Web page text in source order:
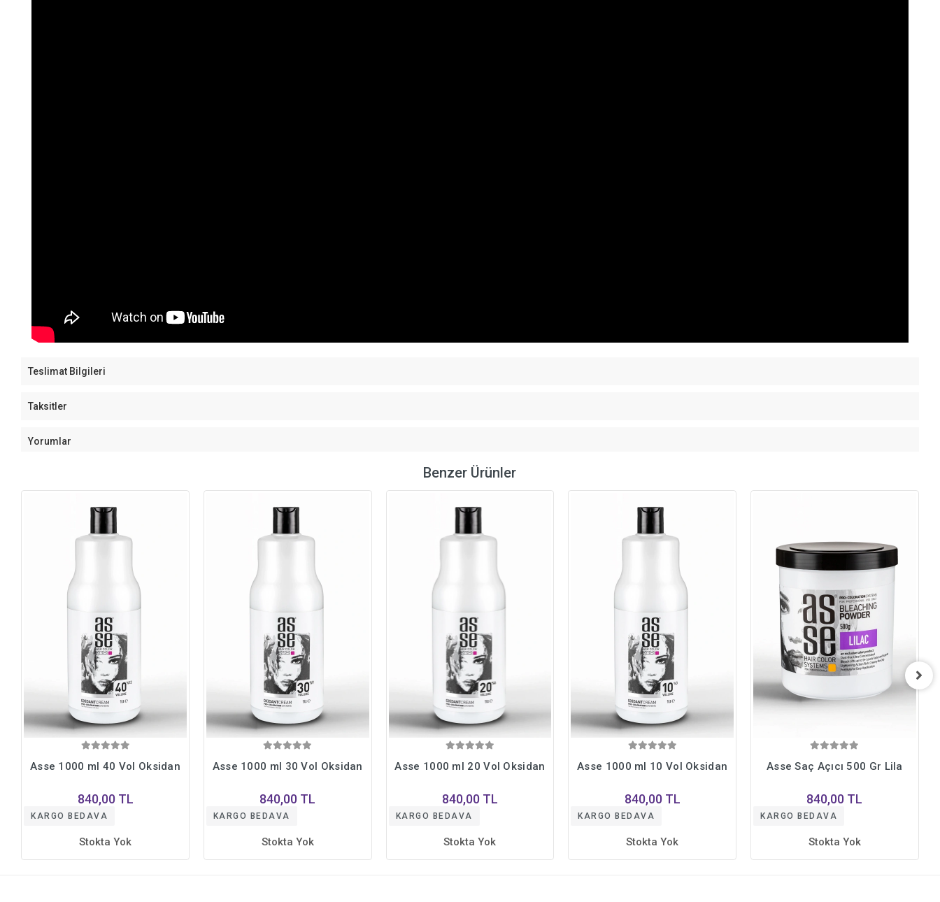
Teslimat Bilgileri
Taksitler
Yorumlar
Benzer Ürünler
Asse 1000 ml 40 Vol Oksidan
840,00 TL
KARGO BEDAVA
Stokta Yok
Asse 1000 ml 30 Vol Oksidan
840,00 TL
KARGO BEDAVA
Stokta Yok
Asse 1000 ml 20 Vol Oksidan
840,00 TL
KARGO BEDAVA
Stokta Yok
Asse 1000 ml 10 Vol Oksidan
840,00 TL
KARGO BEDAVA
Stokta Yok
Asse Saç Açıcı 500 Gr Lila
840,00 TL
KARGO BEDAVA
Stokta Yok